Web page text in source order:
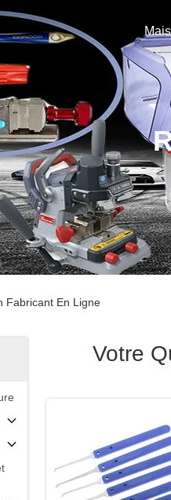
Fabricant En Ligne
Votre